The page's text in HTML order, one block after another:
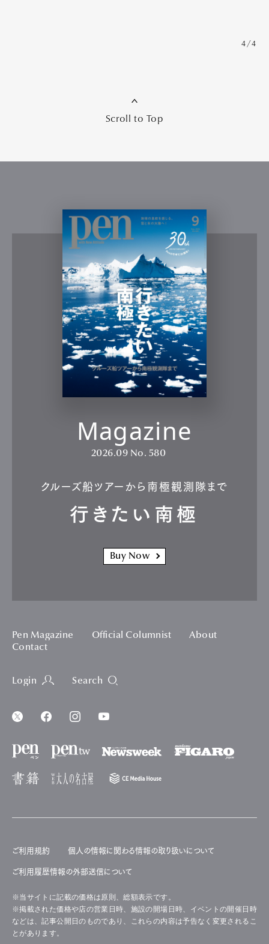
4/4
Scroll to Top
Magazine
2026.09 No. 580
クルーズ船ツアーから南極観測隊まで
行きたい南極
Buy Now
Pen Magazine Official Columnist
About
Contact
Login Search
ご利用規約 個人の情報に関わる情報の取り扱いについて
ご利用履歴情報の外部送信について
※当サイトに記載の価格は原則、総額表示です。
※掲載された価格や店の営業日時、施設の開場日時、イベントの開催日時
などは、記事公開日のものであり、これらの内容は予告なく変更されるこ
とがあります。